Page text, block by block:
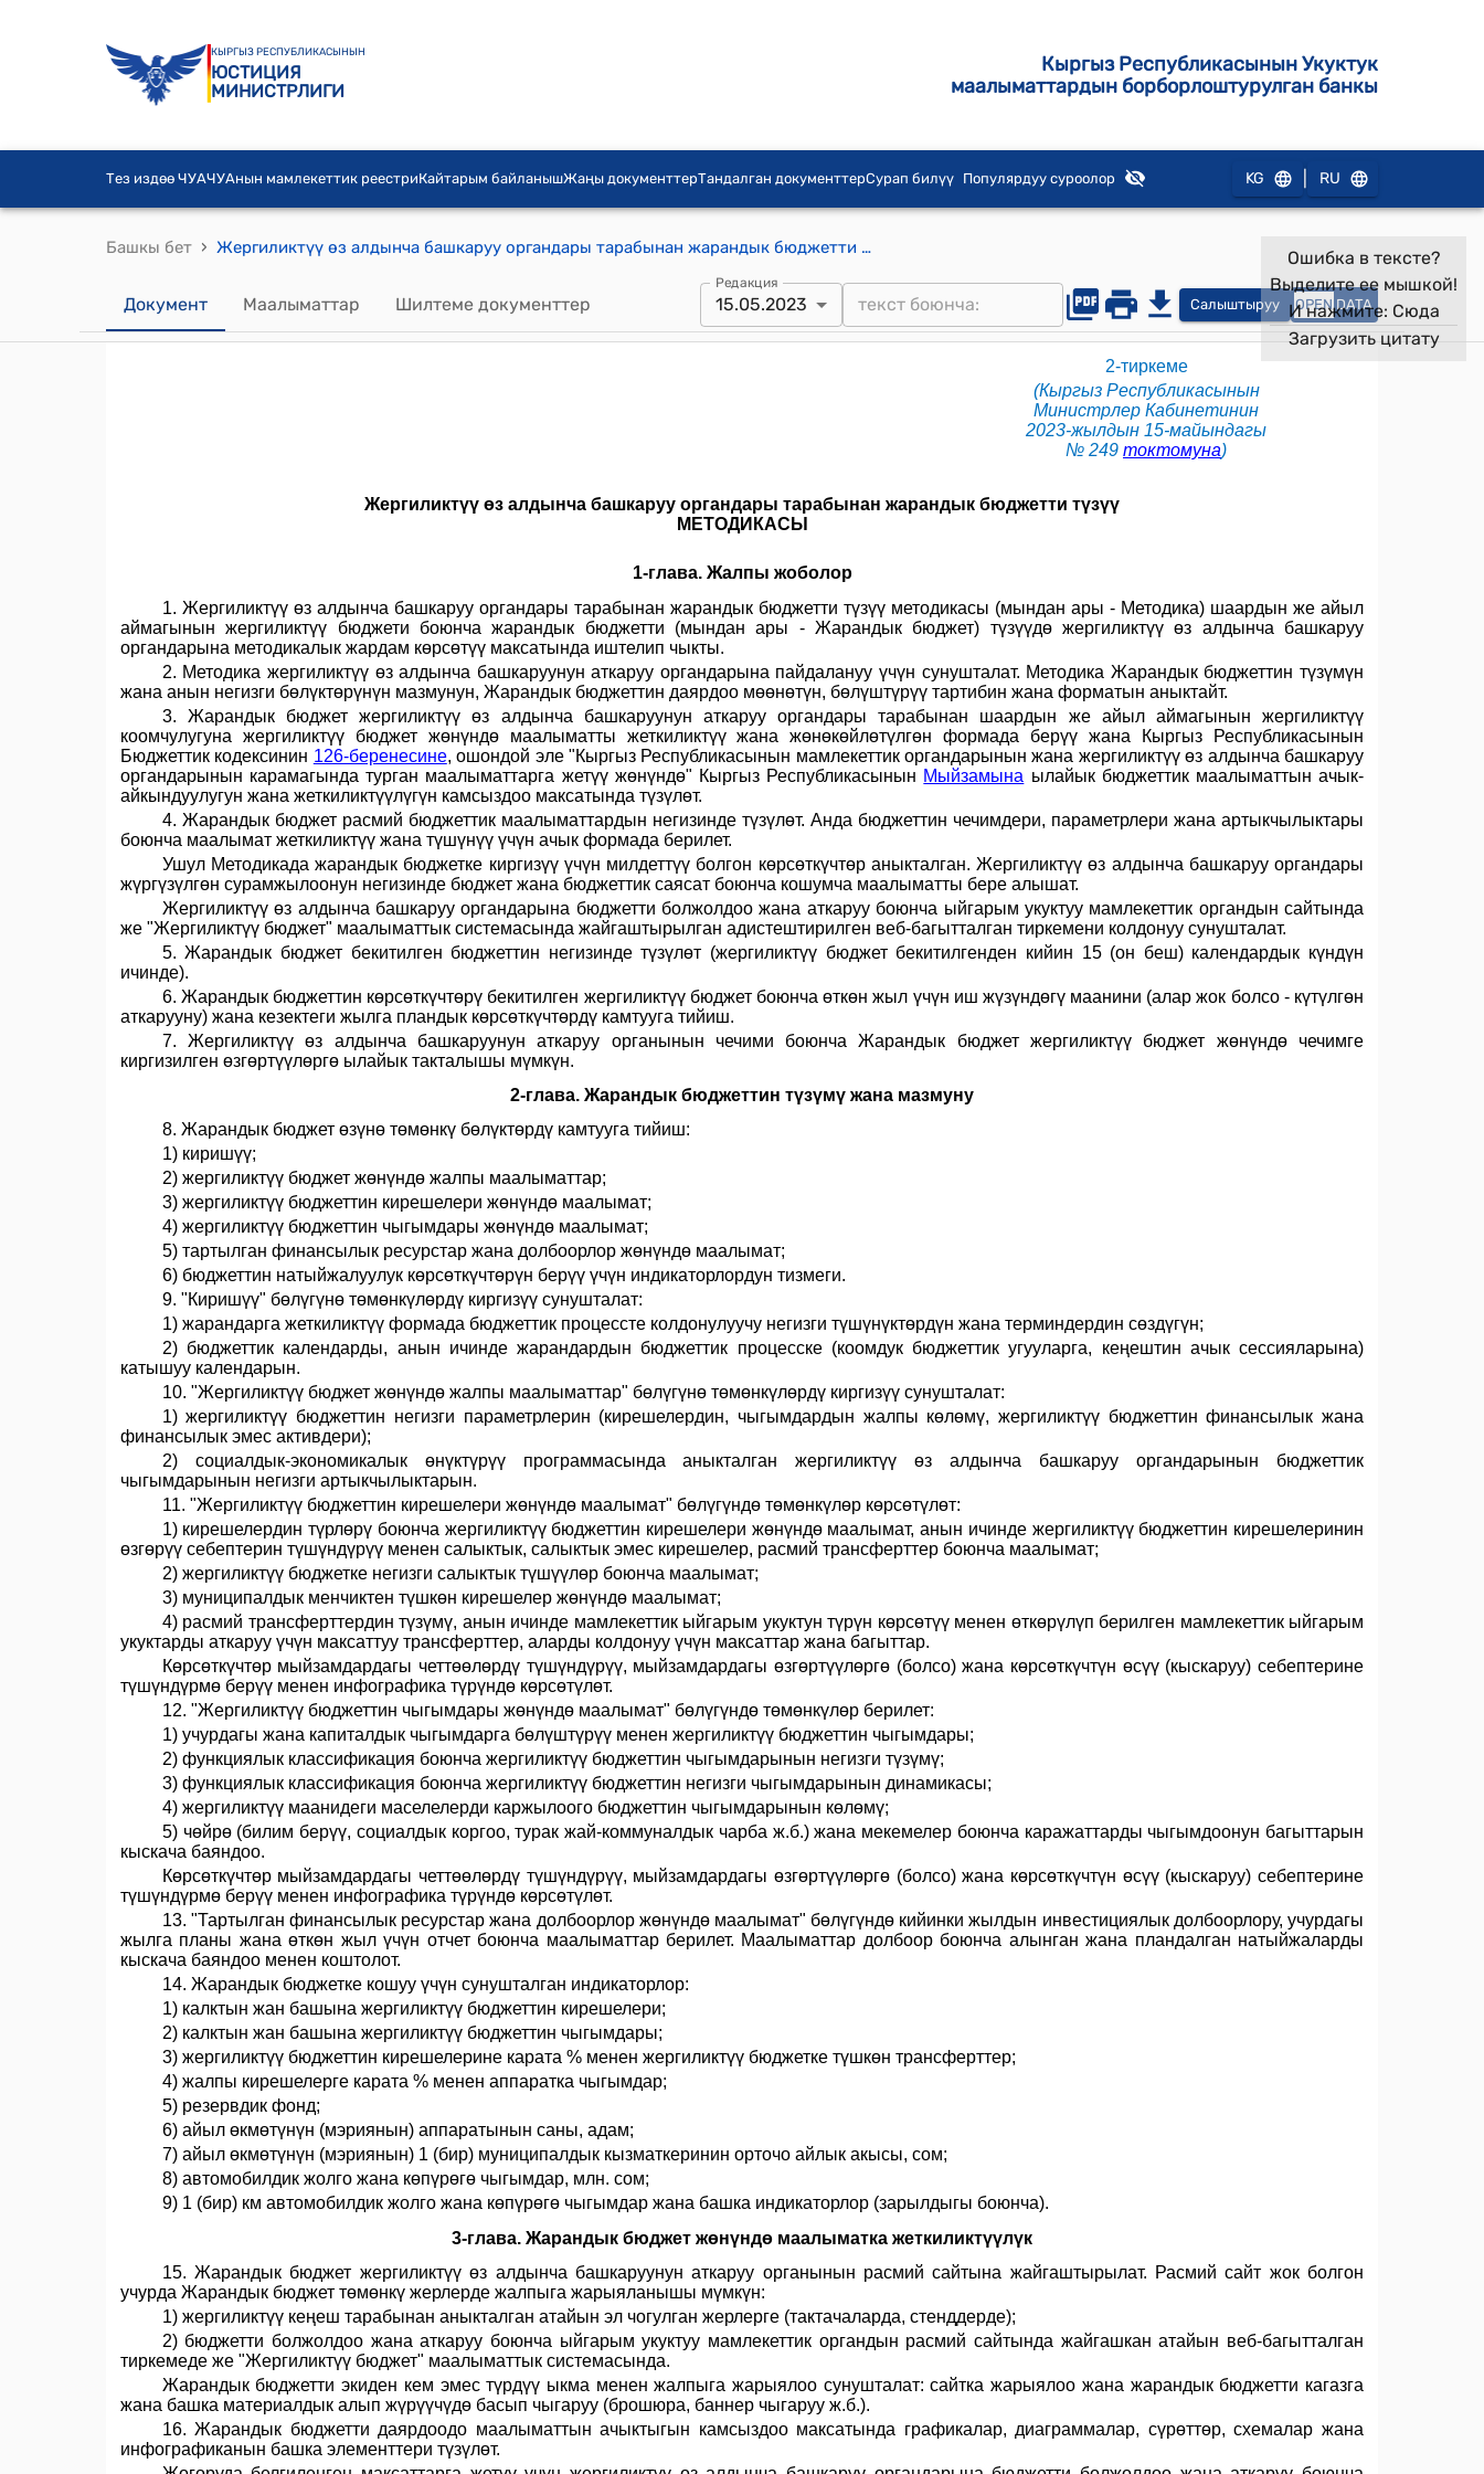
КЫРГЫЗ РЕСПУБЛИКАСЫНЫН
ЮСТИЦИЯ
МИНИСТРЛИГИ
Кыргыз Республикасынын Укуктук
маалыматтардын борборлоштурулган банкы
Тез издөө ЧУАЧУАнын мамлекеттик реестриКайтарым байланышЖаңы документтерТандалган документтерСурап билүү Популярдуу суроолор KG RU
Башкы бет › Жергиликтүү өз алдынча башкаруу органдары тарабынан жарандык бюджетти түзүү методикасы (КР Министрлер Кабинетинин 2023-жылдын 15-майындагы № 249 токтомуна)
Документ Маалыматтар Шилтеме документтер
Редакция
15.05.2023 Салыштыруу OPEN DATA
Ошибка в тексте?
Выделите ее мышкой!
И нажмите: Сюда
Загрузить цитату